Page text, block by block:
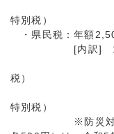
500円（
特別税）
・県民税：年額
[内訳] 1,000
1,000円（
税）
500円（
特別税）
※防災対策のた